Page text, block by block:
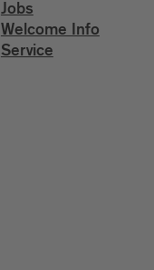
Jobs
Welcome Info
Service